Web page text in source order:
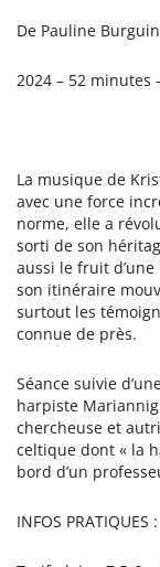
De Pauline
2024 – 52 minutes
La musique de
avec une force
norme, elle a
sorti de son
aussi le fruit
son itinéraire
surtout les
connue de près.
Séance suivie
harpiste
chercheuse et
celtique dont « la
bord d’un
INFOS PRATIQUES :